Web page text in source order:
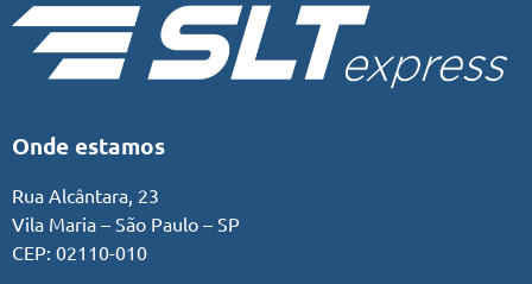
Onde estamos
Rua Alcântara, 23
Vila Maria – São Paulo – SP
CEP: 02110-010